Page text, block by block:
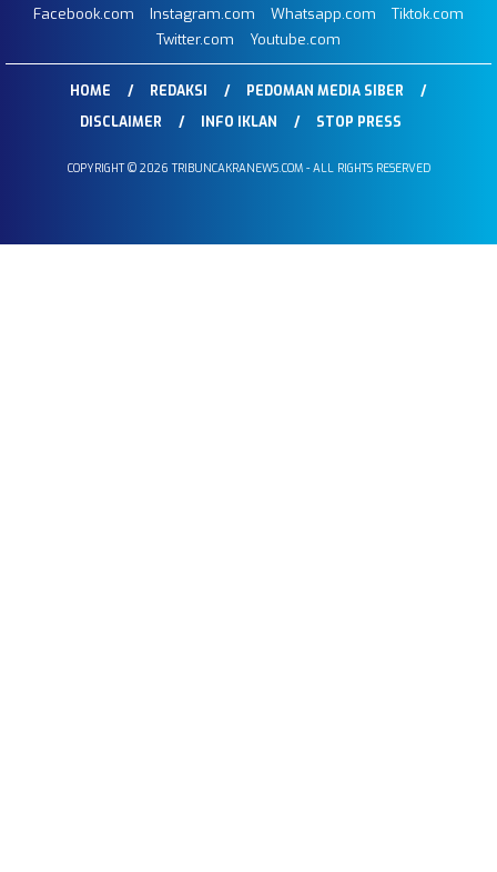
Facebook.com
Instagram.com Whatsapp.com
Tiktok.com
Twitter.com
Youtube.com
HOME REDAKSI
PEDOMAN MEDIA SIBER
DISCLAIMER
INFO IKLAN STOP PRESS
COPYRIGHT © 2026 TRIBUNCAKRANEWS.COM - ALL RIGHTS RESERVED